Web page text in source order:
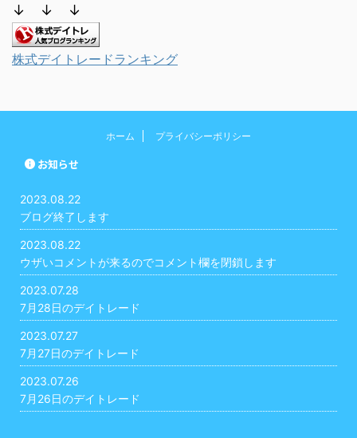
↓ ↓ ↓
株式デイトレードランキング
ホーム プライバシーポリシー
お知らせ
2023.08.22
ブログ終了します
2023.08.22
ウザいコメントが来るのでコメント欄を閉鎖します
2023.07.28
7月28日のデイトレード
2023.07.27
7月27日のデイトレード
2023.07.26
7月26日のデイトレード